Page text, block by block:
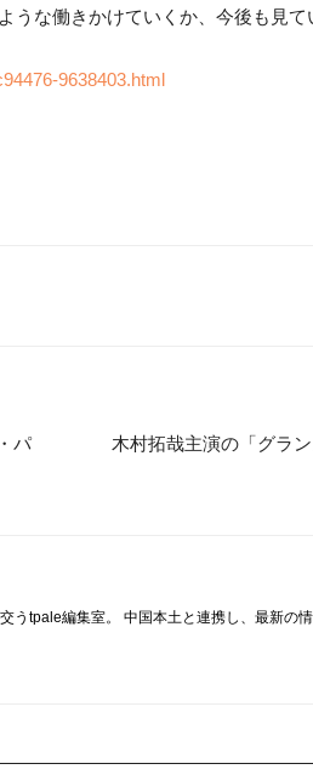
うな働きかけていくか、今後も見て
9638403.html
パ
木村拓哉主演の「グラ
うtpale編集室。 中国本土と連携し、最新の